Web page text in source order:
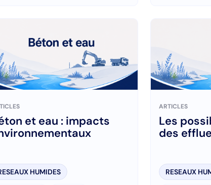
et eau : impacts
HUMIDES
ARTICLES
Les
des
RESEAUX